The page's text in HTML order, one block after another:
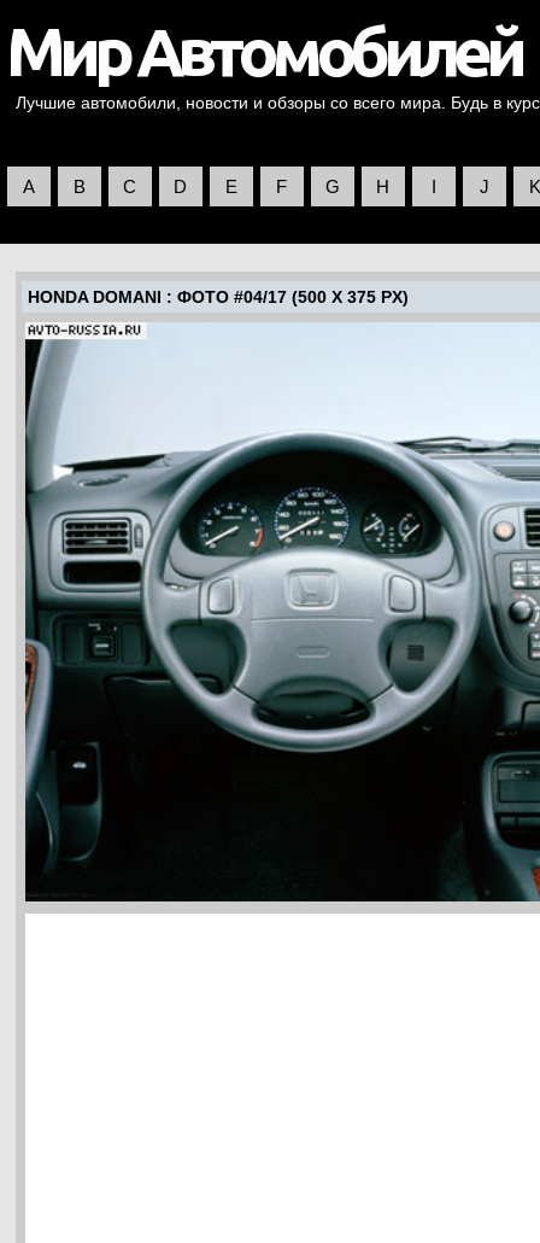
Лучшие автомобили, новости и обзоры со всего мира. Будь в
A B C D E F G H I J K
HONDA DOMANI : ФОТО #04/17 (500 X 375 PX)